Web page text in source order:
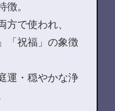
徴。
方で使われ、
「祝福」の象徴
運・穏やかな浄